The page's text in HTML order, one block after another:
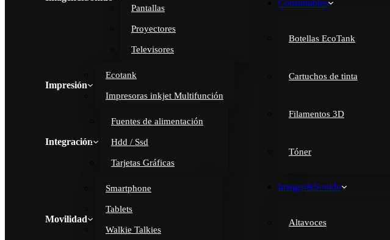
Pantallas
Proyectores
Televisores
Impresión
Ecotank
Impresoras inkjet Multifunción
Integración
Fuentes de alimentación
Hdd / Ssd
Tarjetas Gráficas
Movilidad
Smartphone
Tablets
Walkie Talkies
Consumibles
Botellas EcoTank
Cartuchos de tinta
Filamentos 3D
Tóner
Imagen&Sonido
Altavoces